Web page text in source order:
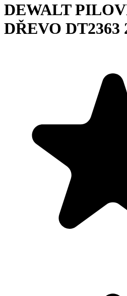
DEWALT
DŘEVO DT2363